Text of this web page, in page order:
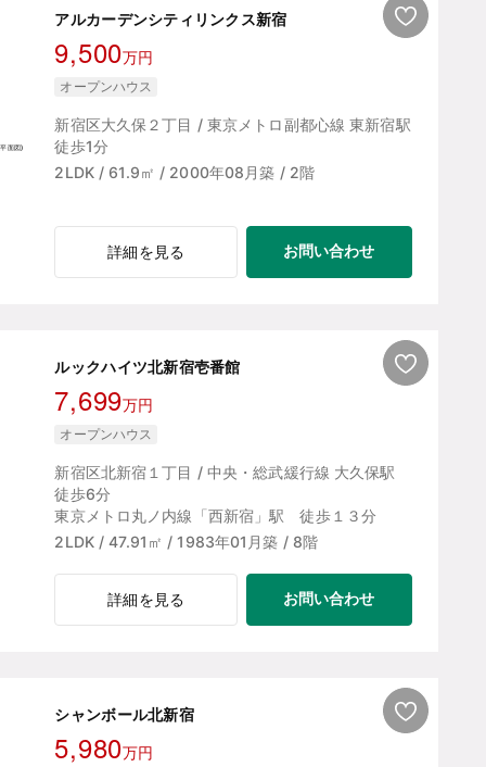
アルカーデンシティリンクス新宿
9,500万円
オープンハウス
新宿区大久保２丁目 / 東京メトロ副都心線 東新宿駅
徒歩1分
2LDK / 61.9㎡ / 2000年08月築 / 2階
詳細を見る お問い合わせ
ルックハイツ北新宿壱番館
7,699万円
オープンハウス
新宿区北新宿１丁目 / 中央・総武緩行線 大久保駅
徒歩6分
東京メトロ丸ノ内線「西新宿」駅 徒歩１３分
2LDK / 47.91㎡ / 1983年01月築 / 8階
詳細を見る お問い合わせ
シャンボール北新宿
5,980万円